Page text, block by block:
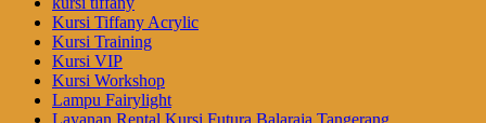
Kursi Tiffany Acrylic
Kursi Training
Kursi VIP
Kursi Workshop
Lampu Fairylight